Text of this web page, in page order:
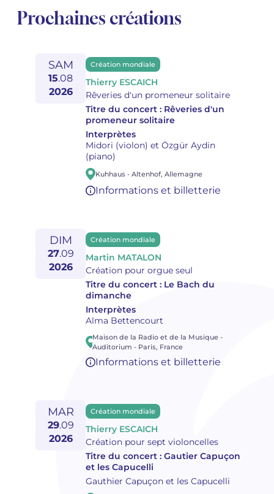
Prochaines créations
SAM
15.08
2026
Création mondiale
Thierry ESCAICH
Rêveries d'un promeneur solitaire
Titre du concert : Rêveries d'un
promeneur solitaire
Interprètes
Midori (violon) et Özgür Aydin
(piano)
Kuhhaus - Altenhof, Allemagne
Informations et billetterie
DIM
27.09
2026
Création mondiale
Martin MATALON
Création pour orgue seul
Titre du concert : Le Bach du
dimanche
Interprètes
Alma Bettencourt
Maison de la Radio et de la Musique -
Auditorium - Paris, France
Informations et billetterie
MAR
29.09
2026
Création mondiale
Thierry ESCAICH
Création pour sept violoncelles
Titre du concert : Gautier Capuçon
et les Capucelli
Gauthier Capuçon et les Capucelli